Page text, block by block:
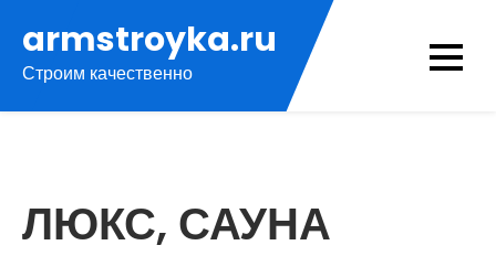
содержимому
armstroyka.ru
Строим качественно
ЛЮКС, САУНА